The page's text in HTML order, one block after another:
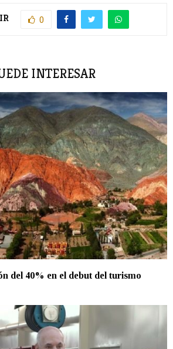
0
INTERESAR
del 40% en el debut del turismo